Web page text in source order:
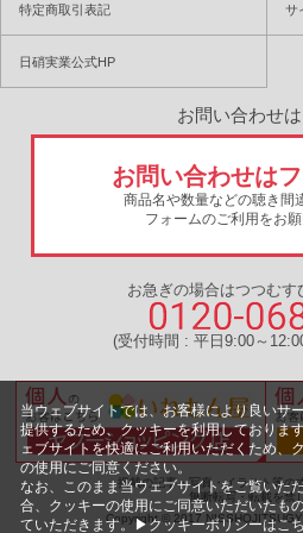
特定商取引表記 サ
日硝実業公式HP
お問い合わせ
お問い合わせは
商品名や数量などの聴き間
フォームのご利用をお
お急ぎの場合はつつむす
(受付時間 : 平日9:00～
掲載の記事・写真・イラスト等の
無断転写・転載を禁
Copyright © 2017
当ウェブサイトでは、お客様により良いサ
提供するため、クッキーを利用しておりま
ェブサイトを快適にご利用いただくため、
の使用にご同意ください。
なお、このまま当ウェブサイトをご覧いた
合、クッキーの使用にご同意いただいたも
ていただきます。▶クッキーポリシーはこ